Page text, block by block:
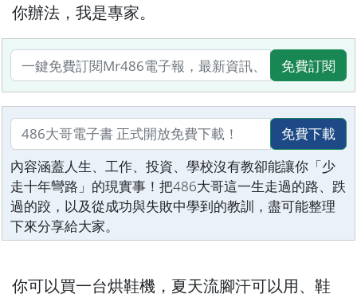
你辦法，我是專家。
免費訂閱
免費下載
內容涵蓋人生、工作、投資、學校沒有教卻能讓你「少
走十年彎路」的現實事！把486大哥這一生走過的路、跌
過的跤，以及從成功與失敗中學到的教訓，盡可能整理
下來分享給大家。
你可以買一台烘鞋機，夏天流腳汗可以用、鞋